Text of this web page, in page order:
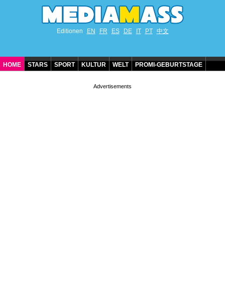
Editionen EN FR ES DE IT PT 中文
HOME STARS SPORT KULTUR WELT PROMI-GEBURTSTAGE